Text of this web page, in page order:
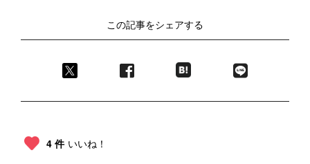
この記事をシェアする
4 件 いいね！